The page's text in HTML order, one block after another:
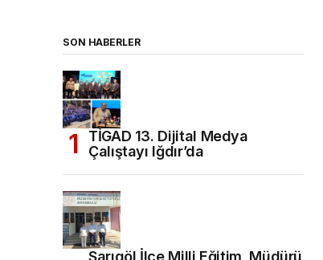
SON HABERLER
TİGAD 13. Dijital Medya
Çalıştayı Iğdır’da
Sarıgöl İlçe Milli Eğitim Müdürü